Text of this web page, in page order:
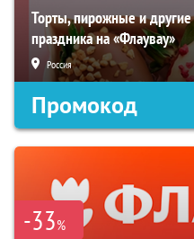
Торты, пирожные и другие
праздника на «Флаувау»
Россия
Промокод
-33%